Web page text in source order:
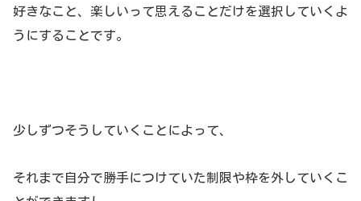
好きなこと、楽しいって思えることだけを選択していくよ
うにすることです。
少しずつそうしていくことによって、
それまで自分で勝手につけていた制限や枠を外していくこ